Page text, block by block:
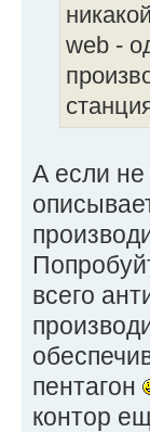
web -
А если не
всего
пентагон
контор